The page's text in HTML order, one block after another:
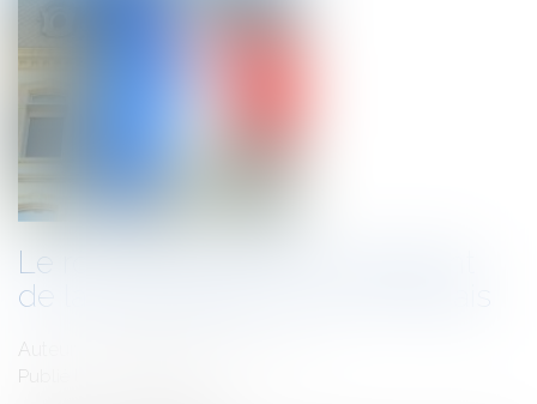
Le rôle de l'épouse du Président
de la République en droit français
Auteur : GOVERNATORI Jean-Joël
Publié le :